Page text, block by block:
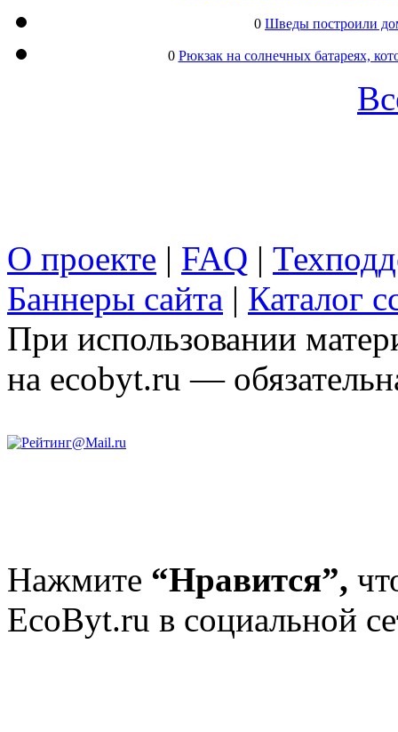
0 Шведы построили
0 Рюкзак на солнечных батареях,
О проекте | FAQ |
Баннеры сайта | Каталог
При использовании
на ecobyt.ru —
Нажмите “Нравится”,
EcoByt.ru в социальной